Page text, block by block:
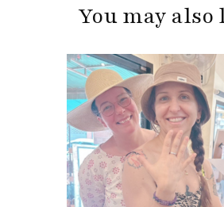
You may also